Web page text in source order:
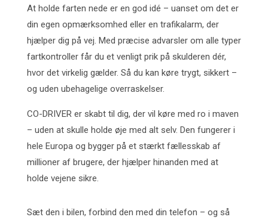
At holde farten nede er en god idé – uanset om det er
din egen opmærksomhed eller en trafikalarm, der
hjælper dig på vej. Med præcise advarsler om alle typer
fartkontroller får du et venligt prik på skulderen dér,
hvor det virkelig gælder. Så du kan køre trygt, sikkert –
og uden ubehagelige overraskelser.
CO-DRIVER er skabt til dig, der vil køre med ro i maven
– uden at skulle holde øje med alt selv. Den fungerer i
hele Europa og bygger på et stærkt fællesskab af
millioner af brugere, der hjælper hinanden med at
holde vejene sikre.
Sæt den i bilen, forbind den med din telefon – og så